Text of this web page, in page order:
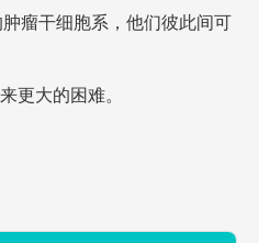
瘤干细胞系，他们彼此间可
更大的困难。